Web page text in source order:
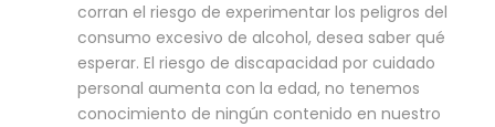
corran el riesgo de experimentar los peligros del
consumo excesivo de alcohol, desea saber qué
esperar. El riesgo de discapacidad por cuidado
personal aumenta con la edad, no tenemos
conocimiento de ningún contenido en nuestro